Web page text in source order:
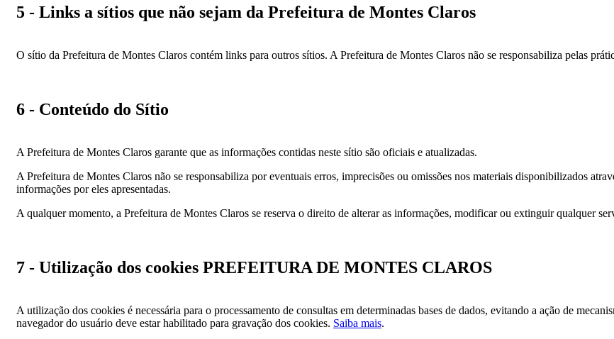
5 - Links a sítios que não sejam da Prefeitura de Montes Claros
O sítio da Prefeitura de Montes Claros contém links para outros sítios. A Prefeitura de Montes Claros não se responsabiliza pelas
6 - Conteúdo do Sítio
A Prefeitura de Montes Claros garante que as informações contidas neste sítio são oficiais e atualizadas.
A Prefeitura de Montes Claros não se responsabiliza por eventuais erros, imprecisões ou omissões nos materiais disponibilizados
informações por eles apresentadas.
A qualquer momento, a Prefeitura de Montes Claros se reserva o direito de alterar as informações, modificar ou extinguir qualquer
7 - Utilização dos cookies PREFEITURA DE MONTES CLAROS
A utilização dos cookies é necessária para o processamento de consultas em determinadas bases de dados, evitando a ação de
navegador do usuário deve estar habilitado para gravação dos cookies. Saiba mais.